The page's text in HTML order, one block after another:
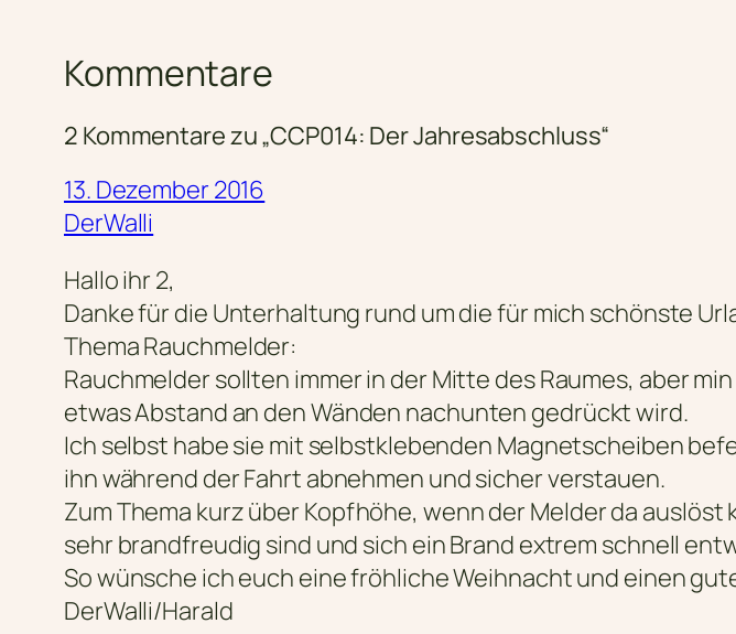
Kommentare
2 Kommentare zu „CCP014: Der Jahresabschluss“
13. Dezember 2016
DerWalli
Hallo ihr 2,
Danke für die Unterhaltung rund um die für mich schönste
Thema Rauchmelder:
Rauchmelder sollten immer in der Mitte des Raumes, aber
etwas Abstand an den Wänden nachunten gedrückt wird.
Ich selbst habe sie mit selbstklebenden Magnetscheiben
ihn während der Fahrt abnehmen und sicher verstauen.
Zum Thema kurz über Kopfhöhe, wenn der Melder da
sehr brandfreudig sind und sich ein Brand extrem schnell
So wünsche ich euch eine fröhliche Weihnacht und einen
DerWalli/Harald